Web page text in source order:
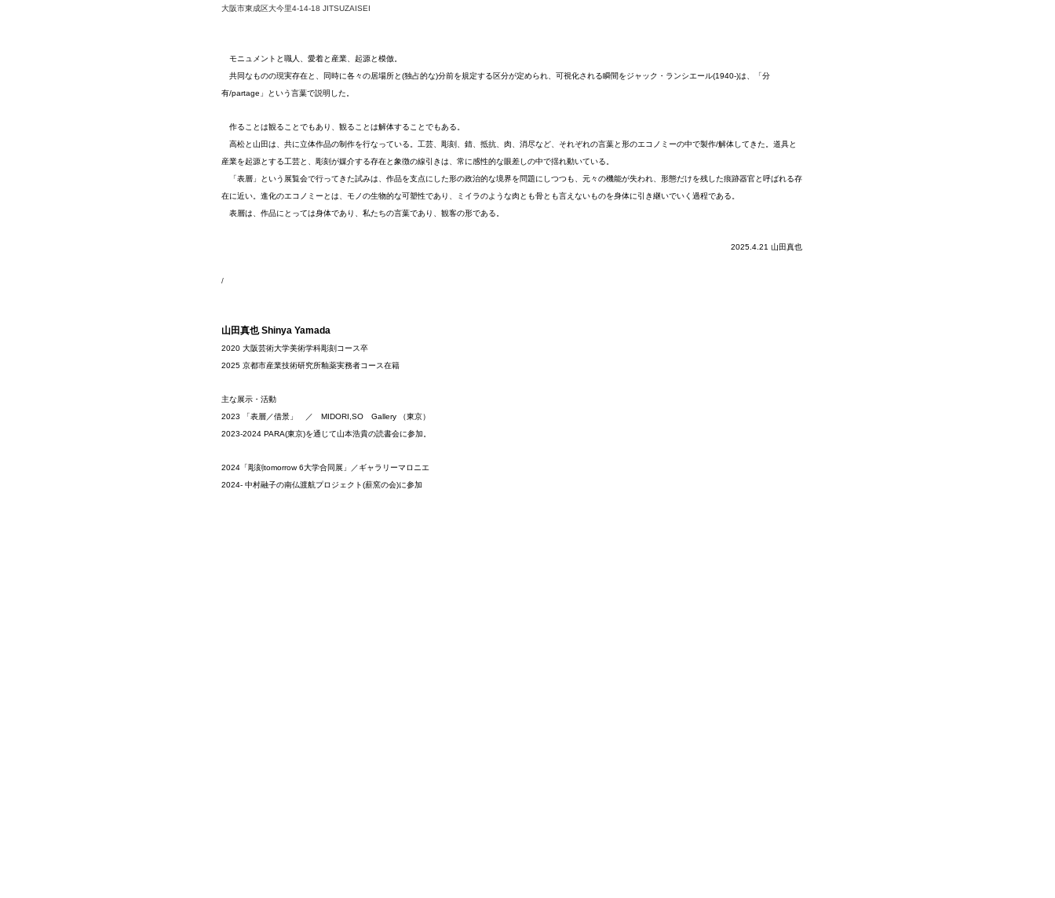
大阪市東成区大今里4-14-18 JITSUZAISEI
モニュメントと職人、愛着と産業、起源と模倣。
共同なものの現実存在と、同時に各々の居場所と(独占的な)分前を規定する区分が定められ、可視化される瞬間をジャック・ランシエール(1940-)は、「分
有/partage」という言葉で説明した。
作ることは観ることでもあり、観ることは解体することでもある。
高松と山田は、共に立体作品の制作を行なっている。工芸、彫刻、錆、抵抗、肉、消尽など、それぞれの言葉と形のエコノミーの中で製作/解体してきた。道具と
産業を起源とする工芸と、彫刻が媒介する存在と象徴の線引きは、常に感性的な眼差しの中で揺れ動いている。
「表層」という展覧会で行ってきた試みは、作品を支点にした形の政治的な境界を問題にしつつも、元々の機能が失われ、形態だけを残した痕跡器官と呼ばれる存
在に近い。進化のエコノミーとは、モノの生物的な可塑性であり、ミイラのような肉とも骨とも言えないものを身体に引き継いでいく過程である。
表層は、作品にとっては身体であり、私たちの言葉であり、観客の形である。
2025.4.21 山田真也
/
山田真也 Shinya Yamada
2020 大阪芸術大学美術学科彫刻コース卒
2025 京都市産業技術研究所釉薬実務者コース在籍
主な展示・活動
2023 「表層／借景」　／　MIDORI,SO　Gallery （東京）
2023-2024 PARA(東京)を通じて山本浩貴の読書会に参加。
2024「彫刻tomorrow 6大学合同展」／ギャラリーマロニエ
2024- 中村融子の南仏渡航プロジェクト(薪窯の会)に参加